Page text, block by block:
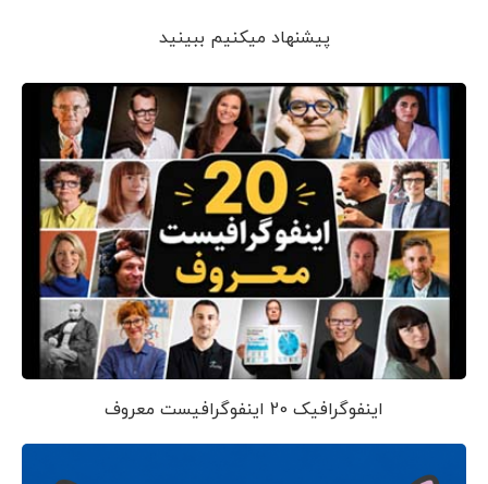
پیشنهاد می‎کنیم ببینید
اینفوگرافیک 20 اینفوگرافیست معروف